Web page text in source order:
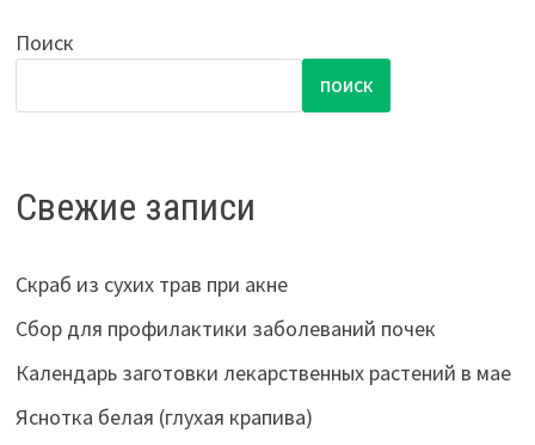
Поиск
ПОИСК
Свежие записи
Скраб из сухих трав при акне
Сбор для профилактики заболеваний почек
Календарь заготовки лекарственных растений в мае
Яснотка белая (глухая крапива)